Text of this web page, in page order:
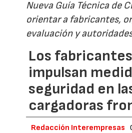
Nueva Guía Técnica de
orientar a fabricantes,
evaluación y
Los fabricantes
impulsan
seguridad en
cargadoras
Redacción Interempresas